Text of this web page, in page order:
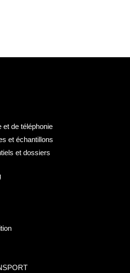
et de téléphonie
et échantillons
et dossiers